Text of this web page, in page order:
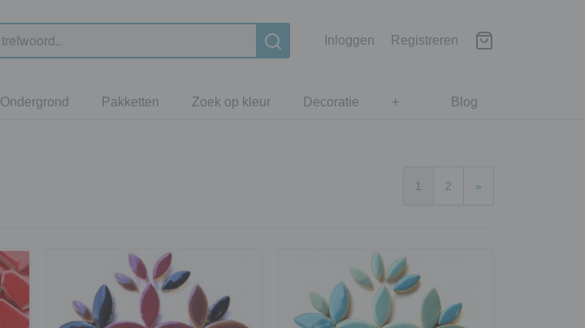
Inloggen Registreren
Blog
Ondergrond Pakketten Zoek op kleur Decoratie +
1 2 »